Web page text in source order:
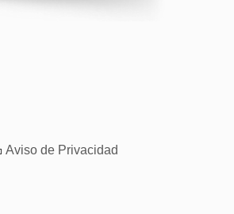
Aviso de Privacidad